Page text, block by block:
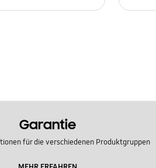
Garantie
für die verschiedenen Produktgruppen